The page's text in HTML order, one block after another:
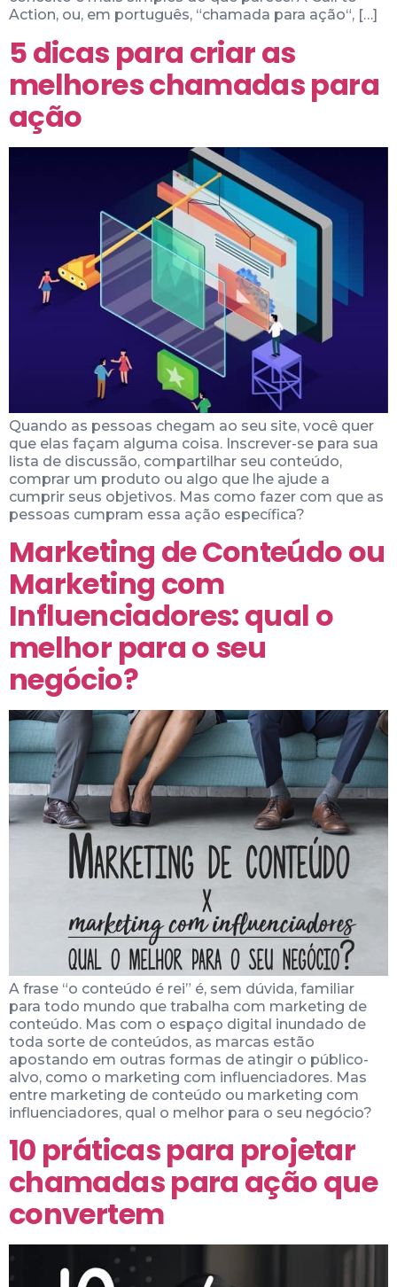
Action, ou, em português, “chamada para ação“, […]
5 dicas para criar as
melhores chamadas para
ação
Quando as pessoas chegam ao seu site, você quer
que elas façam alguma coisa. Inscrever-se para sua
lista de discussão, compartilhar seu conteúdo,
comprar um produto ou algo que lhe ajude a
cumprir seus objetivos. Mas como fazer com que as
pessoas cumpram essa ação específica?
Marketing de Conteúdo ou
Marketing com
Influenciadores: qual o
melhor para o seu
negócio?
A frase “o conteúdo é rei” é, sem dúvida, familiar
para todo mundo que trabalha com marketing de
conteúdo. Mas com o espaço digital inundado de
toda sorte de conteúdos, as marcas estão
apostando em outras formas de atingir o público-
alvo, como o marketing com influenciadores. Mas
entre marketing de conteúdo ou marketing com
influenciadores, qual o melhor para o seu negócio?
10 práticas para projetar
chamadas para ação que
convertem